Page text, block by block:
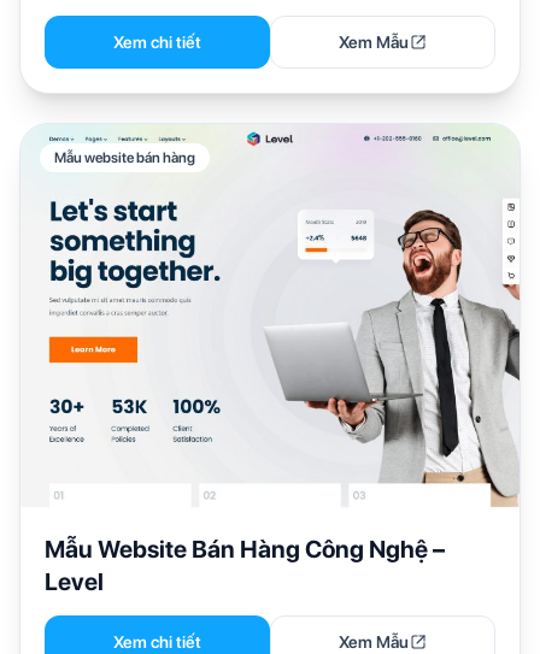
Xem chi tiết Xem Mẫu
Mẫu website bán hàng
Mẫu Website Bán Hàng Công Nghệ –
Level
Xem chi tiết Xem Mẫu